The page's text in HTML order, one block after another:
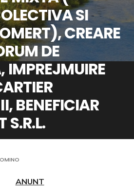
SI
CREARE
DE
IMPREJMUIRE
BENEFICIAR
S.R.L.
ANUNT